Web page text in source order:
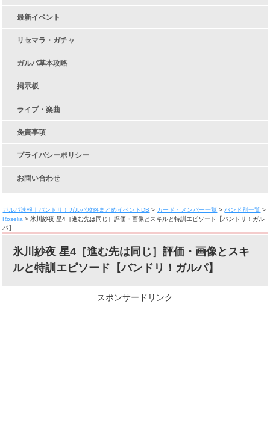
最新イベント
リセマラ・ガチャ
ガルパ基本攻略
掲示板
ライブ・楽曲
免責事項
プライバシーポリシー
お問い合わせ
ガルパ速報｜バンドリ！ガルパ攻略まとめイベントDB > カード・メンバー一覧 > バンド別一覧 >
Roselia > 氷川紗夜 星4［進む先は同じ］評価・画像とスキルと特訓エピソード【バンドリ！ガル
パ】
氷川紗夜 星4［進む先は同じ］評価・画像とスキ
ルと特訓エピソード【バンドリ！ガルパ】
スポンサードリンク